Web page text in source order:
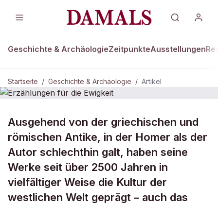
Geschichte & ArchäologieZeitpunkteAusstellungen
Startseite / Geschichte & Archäologie / Artikel
GESCHICHTE & ARCHÄOLOGIE
Erzählungen für die Ewigkeit
Ausgehend von der griechischen und
römischen Antike, in der Homer als der
Autor schlechthin galt, haben seine
Werke seit über 2500 Jahren in
vielfältiger Weise die Kultur der
westlichen Welt geprägt – auch das